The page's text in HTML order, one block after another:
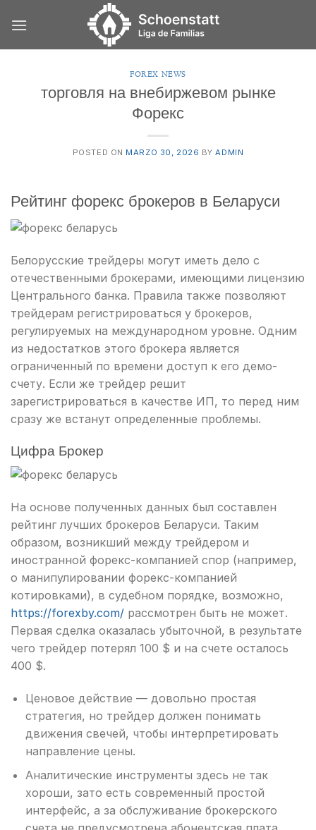
FOREX NEWS
торговля на внебиржевом рынке
Форекс
POSTED ON MARZO 30, 2026 BYADMIN
Рейтинг форекс брокеров в Беларуси
Белорусские трейдеры могут иметь дело с
отечественными брокерами, имеющими лицензию
Центрального банка. Правила также позволяют
трейдерам регистрироваться у брокеров,
регулируемых на международном уровне. Одним
из недостатков этого брокера является
ограниченный по времени доступ к его демо-
счету. Если же трейдер решит
зарегистрироваться в качестве ИП, то перед ним
сразу же встанут определенные проблемы.
Цифра Брокер
На основе полученных данных был составлен
рейтинг лучших брокеров Беларуси. Таким
образом, возникший между трейдером и
иностранной форекс-компанией спор (например,
о манипулировании форекс-компанией
котировками), в судебном порядке, возможно,
https://forexby.com/ рассмотрен быть не может.
Первая сделка оказалась убыточной, в результате
чего трейдер потерял 100 $ и на счете осталось
400 $.
Ценовое действие — довольно простая
стратегия, но трейдер должен понимать
движения свечей, чтобы интерпретировать
направление цены.
Аналитические инструменты здесь не так
хороши, зато есть современный простой
интерфейс, а за обслуживание брокерского